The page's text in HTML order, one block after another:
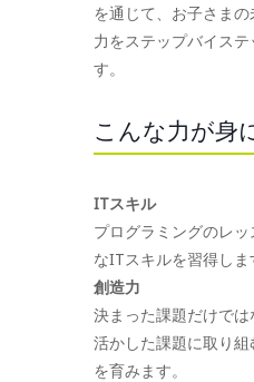
を通じて、お子さま
力をステップバイス
す。
こんな力が身
ITスキル
プログラミングのレ
なITスキルを習得しま
創造力
決まった課題だけで
活かした課題に取り
を育みます。